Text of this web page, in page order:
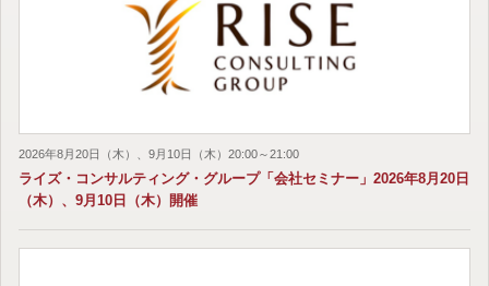
2026年8月20日（木）、9月10日（木）20:00～21:00
ライズ・コンサルティング・グループ「会社セミナー」2026年8月20日
（木）、9月10日（木）開催